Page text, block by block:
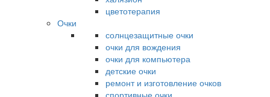
цветотерапия
Очки
солнцезащитные очки
очки для вождения
очки для компьютера
детские очки
ремонт и изготовление очков